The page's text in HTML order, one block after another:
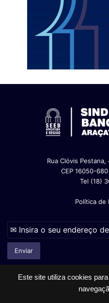
Este site utiliza cookies
Rua Clóvis
CEP 16050-
Tel (18)
Política de
© Copyright 2026, Todos os